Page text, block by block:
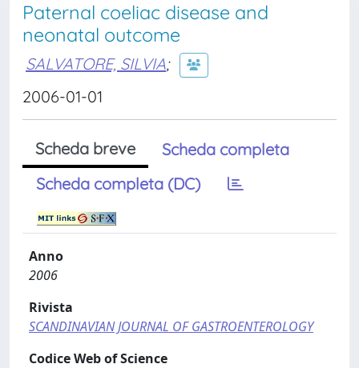
Paternal coeliac disease and
neonatal outcome
SALVATORE, SILVIA;
2006-01-01
Scheda breve
Scheda completa
Scheda completa (DC)
Anno
2006
Rivista
SCANDINAVIAN JOURNAL OF GASTROENTEROLOGY
Codice Web of Science